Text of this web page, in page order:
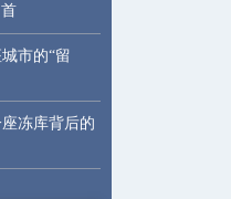
市的“留
冻库背后的